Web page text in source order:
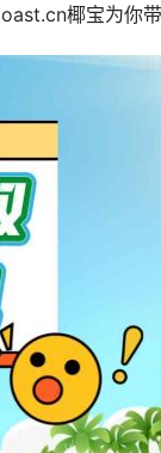
椰宝为你带